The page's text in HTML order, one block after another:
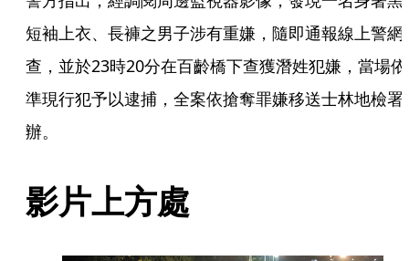
短袖上衣、長褲之男子涉有重嫌，隨即通報線上警網
查，並於23時20分在百齡橋下查獲潛姓犯嫌，當場依
準現行犯予以逮捕，全案依搶奪罪嫌移送士林地檢署
辦。
影片上方處